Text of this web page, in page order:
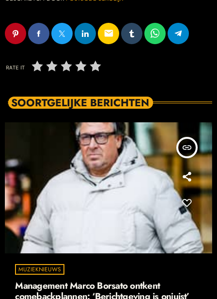
email
RATE IT
SOORTGELIJKE BERICHTEN
insert_link
MUZIEKNIEUWS
Management Marco Borsato ontkent